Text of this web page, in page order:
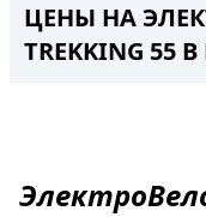
ЦЕНЫ НА
TREKKING 55